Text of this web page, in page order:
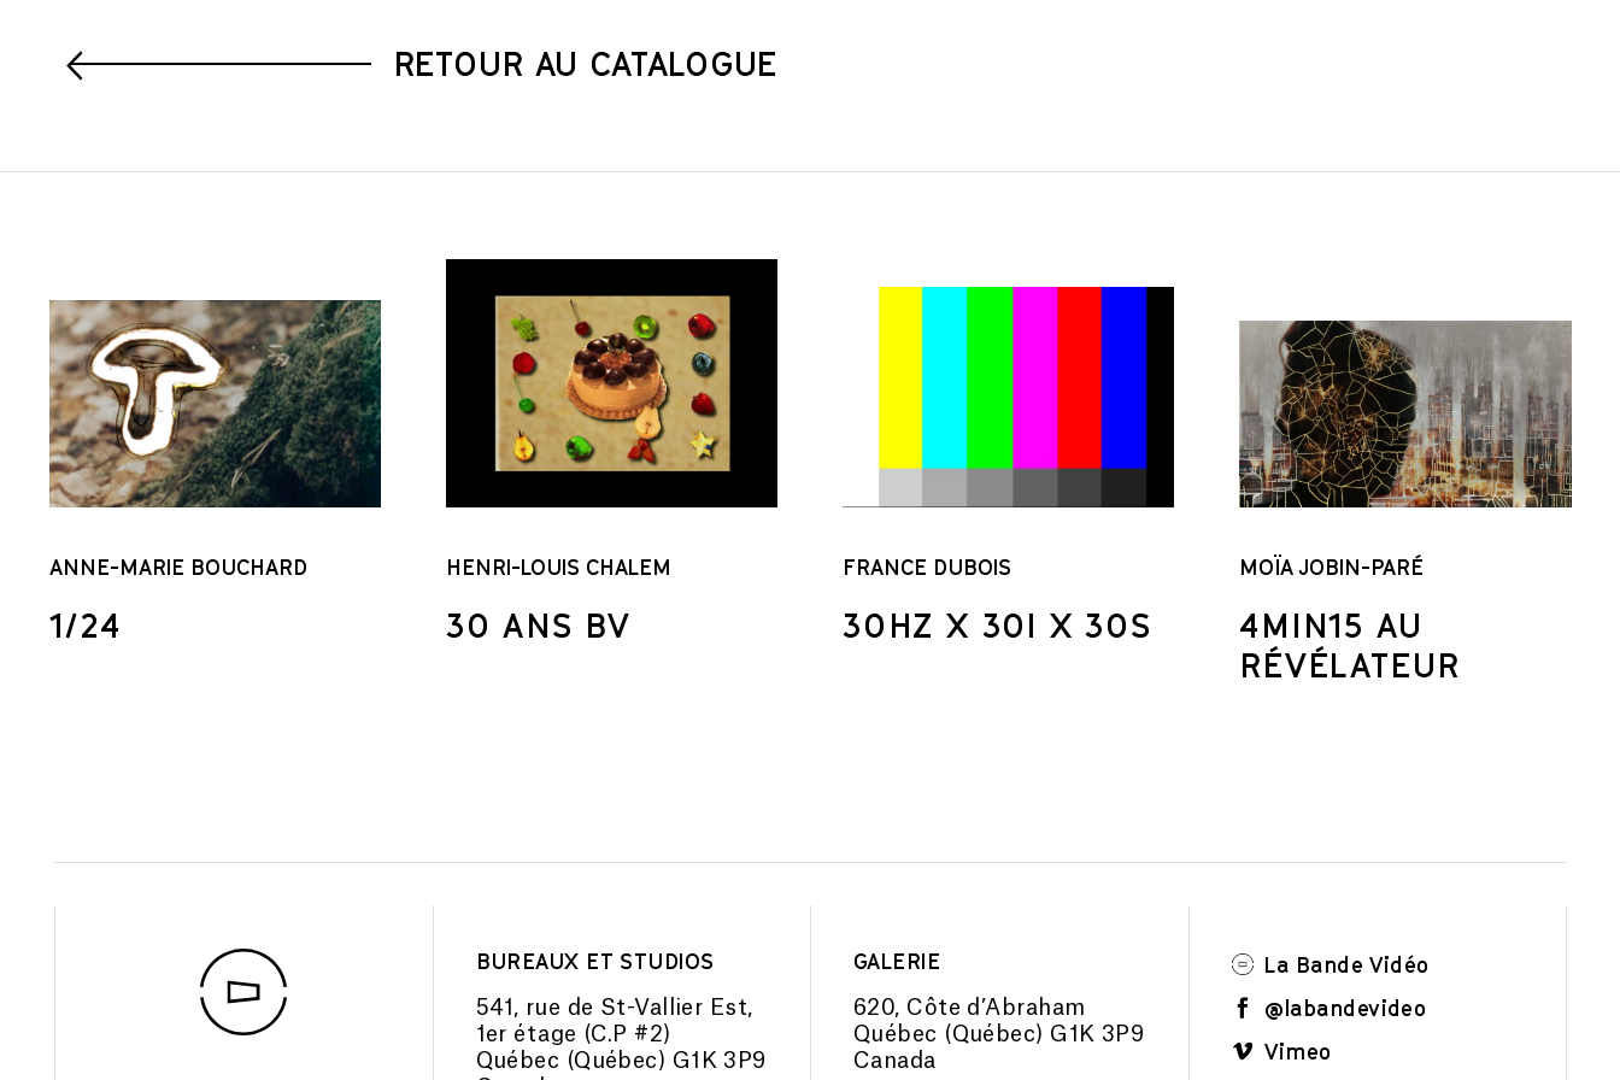
RETOUR AU CATALOGUE
ANNE-MARIE BOUCHARD
1/24
HENRI-LOUIS CHALEM
30 ANS BV
FRANCE DUBOIS
30HZ X 30I X 30S
MOÏA JOBIN-PARÉ
4MIN15 AU
RÉVÉLATEUR
BUREAUX ET STUDIOS
541, rue de St-Vallier Est,
1er étage (C.P #2)
Québec (Québec) G1K 3P9
GALERIE
620, Côte d’Abraham
Québec (Québec) G1K 3P9
Canada
La Bande Vidéo
@labandevideo
Vimeo